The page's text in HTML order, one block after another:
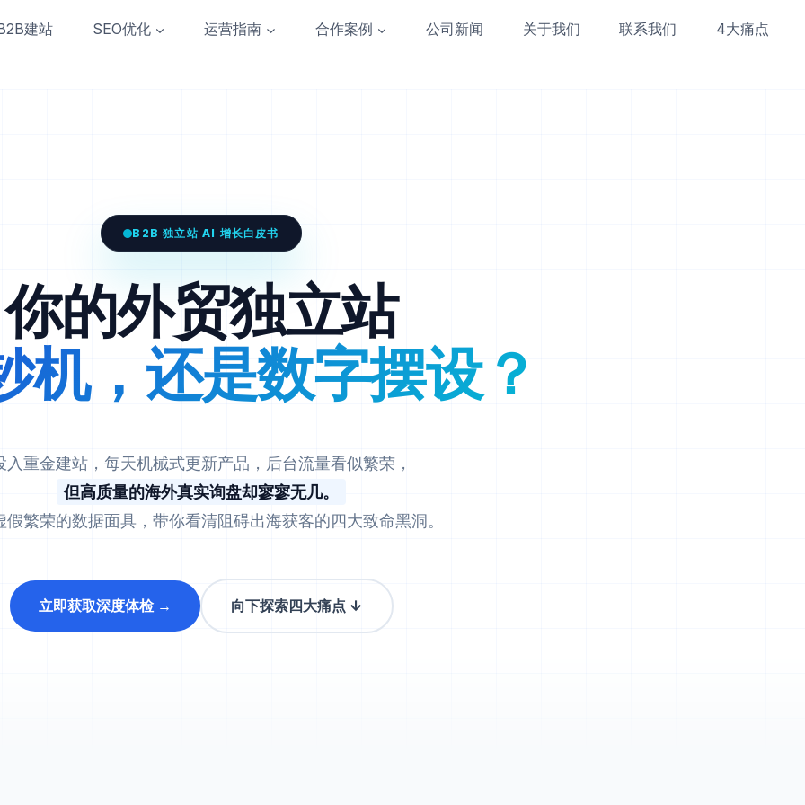
建站 SEO优化 运营指南 合作案例 公司新闻 关于我们 联系我们 4大痛点
B2B 独立站 AI 增长白皮书
你的外贸独立站
机，还是数字摆设？
入重金建站，每天机械式更新产品，后台流量看似繁荣，
但高质量的海外真实询盘却寥寥无几。
假繁荣的数据面具，带你看清阻碍出海获客的四大致命黑洞。
立即获取深度体检 → 向下探索四大痛点 ↓